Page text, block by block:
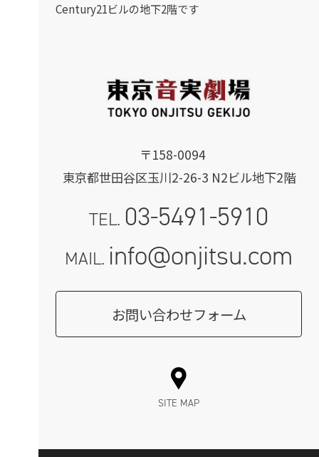
〒158-0094
東京都世田谷区玉川2-26-3 N2ビル地下2階
TEL. 03-5491-5910
MAIL. info@onjitsu.com
お問い合わせフォーム
Century21ビルの地下2階です
SITE MAP